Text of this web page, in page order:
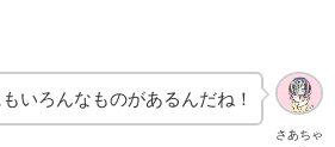
さあちゃ
いろんなものがあるんだね！